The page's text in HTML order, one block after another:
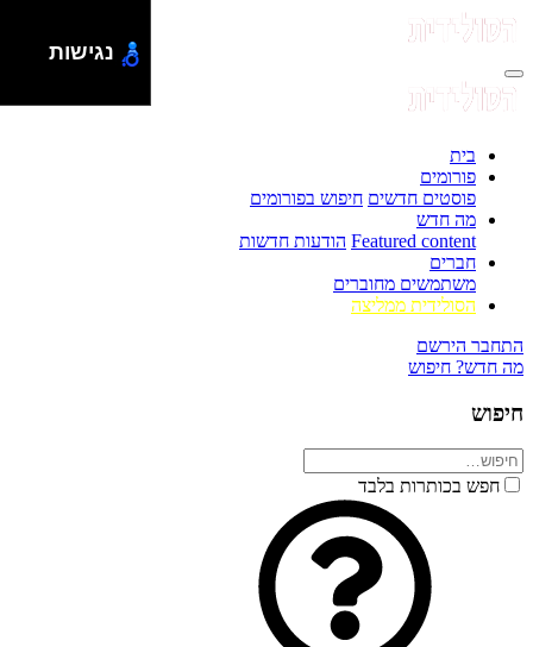
בית
פורומים
פוסטים חדשים חיפוש בפורומים
מה חדש
Featured content הודעות חדשות
חברים
משתמשים מחוברים
הסולידית ממליצה
התחבר הירשם
מה חדש? חיפוש
חיפוש
חפש בכותרות בלבד
נגישות